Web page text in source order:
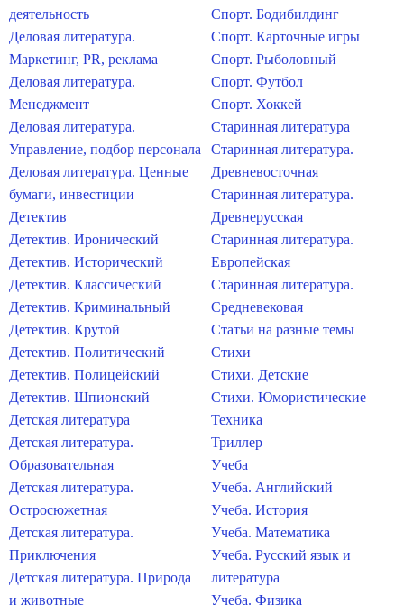
деятельность
Деловая литература.
Маркетинг, PR, реклама
Деловая литература.
Менеджмент
Деловая литература.
Управление, подбор персонала
Деловая литература. Ценные
бумаги, инвестиции
Детектив
Детектив. Иронический
Детектив. Исторический
Детектив. Классический
Детектив. Криминальный
Детектив. Крутой
Детектив. Политический
Детектив. Полицейский
Детектив. Шпионский
Детская литература
Детская литература.
Образовательная
Детская литература.
Остросюжетная
Детская литература.
Приключения
Детская литература. Природа
и животные
Спорт. Бодибилдинг
Спорт. Карточные игры
Спорт. Рыболовный
Спорт. Футбол
Спорт. Хоккей
Старинная литература
Старинная литература.
Древневосточная
Старинная литература.
Древнерусская
Старинная литература.
Европейская
Старинная литература.
Средневековая
Статьи на разные темы
Стихи
Стихи. Детские
Стихи. Юмористические
Техника
Триллер
Учеба
Учеба. Английский
Учеба. История
Учеба. Математика
Учеба. Русский язык и
литература
Учеба. Физика